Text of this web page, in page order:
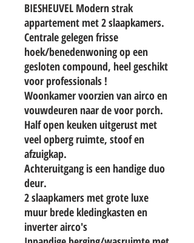
BIESHEUVEL Modern strak
appartement met 2 slaapkamers.
Centrale gelegen frisse
hoek/benedenwoning op een
gesloten compound, heel geschikt
voor professionals !
Woonkamer voorzien van airco en
vouwdeuren naar de voor porch.
Half open keuken uitgerust met
veel opberg ruimte, stoof en
afzuigkap.
Achteruitgang is een handige duo
deur.
2 slaapkamers met grote luxe
muur brede kledingkasten en
inverter airco's